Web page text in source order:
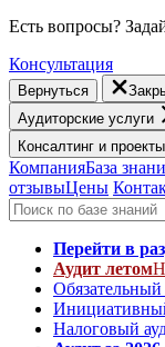
Есть вопросы?
Консультация
Вернуться
Аудиторские услуги
Консалтинг и проекты
КомпанияБаза
отзывыЦены
Перейти в
Аудит летом
Обязательный
Налоговый